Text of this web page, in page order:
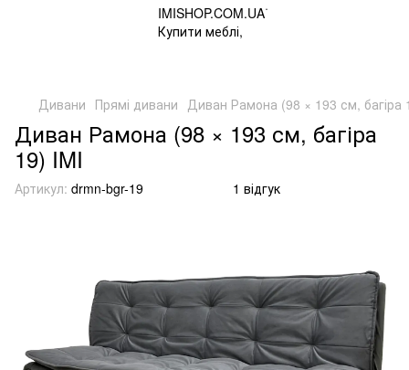
Дивани Прямі дивани Диван Рамона (98 × 193 см, багіра
Диван Рамона (98 × 193 см, багіра
19) IMI
Артикул: drmn-bgr-19 1 відгук